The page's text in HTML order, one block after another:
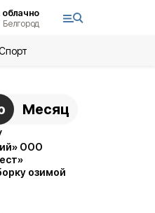
облачно
Белгород
Месяц
ООО
озимой